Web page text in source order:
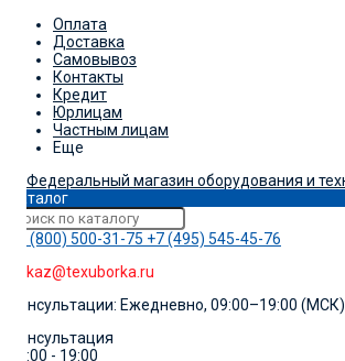
Оплата
Доставка
Самовывоз
Контакты
Кредит
Юрлицам
Частным лицам
Еще
Каталог
+7 (800) 500-31-75 +7 (495) 545-45-76
zakaz@texuborka.ru
Консультации: Ежедневно, 09:00–19:00 (МСК)
Консультация
09:00 - 19:00